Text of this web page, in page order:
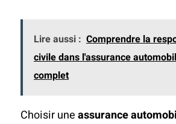
Lire aussi : Comprendre la
civile dans l'assurance
complet
Choisir uneassurance